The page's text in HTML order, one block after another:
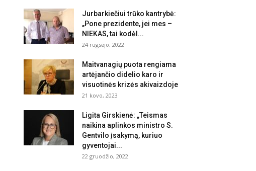
Jurbarkiečiui trūko kantrybė:
„Pone prezidente, jei mes –
NIEKAS, tai kodėl...
24 rugsėjo, 2022
Maitvanagių puota rengiama
artėjančio didelio karo ir
visuotinės krizės akivaizdoje
21 kovo, 2023
Ligita Girskienė: „Teismas
naikina aplinkos ministro S.
Gentvilo įsakymą, kuriuo
gyventojai...
22 gruodžio, 2022